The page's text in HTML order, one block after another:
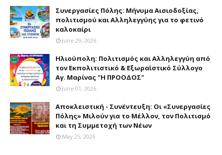
Συνεργασίες Πόλης: Mήνυμα Aισιοδοξίας,
πολιτισμού και Aλληλεγγύης για το φετινό
καλοκαίρι
June 29, 2026
Ηλιούπολη: Πολιτισμός και Aλληλεγγύη από
τον Εκπολιτιστικό & Εξωραϊστικό Σύλλογο
Αγ. Μαρίνας "Η ΠΡΟΟΔΟΣ"
June 01, 2026
Αποκλειστική - Συνέντευξη: Οι «Συνεργασίες
Πόλης» Μιλούν για το Μέλλον, τον Πολιτισμό
και τη Συμμετοχή των Νέων
May 25, 2026